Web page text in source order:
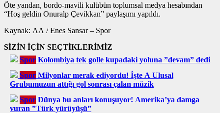
Öte yandan, bordo-mavili kulübün toplumsal medya hesabından
“Hoş geldin Onuralp Çevikkan” paylaşımı yapıldı.
Kaynak: AA / Enes Sansar – Spor
SİZİN İÇİN SEÇTİKLERİMİZ
Spor Kolombiya tek golle kupadaki yoluna ”devam” dedi
Spor Milyonlar merak ediyordu! İşte A Ulusal
Grubumuzun attığı gol sonrası çalan müzik
Spor Dünya bu anları konuşuyor! Amerika’ya damga
vuran ”Türk yürüyüşü”